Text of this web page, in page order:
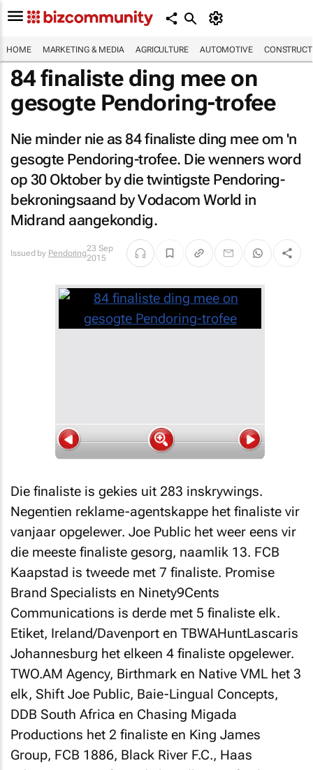
HOME MARKETING & MEDIA AGRICULTURE AUTOMOTIVE
84 finaliste ding mee on
gesogte Pendoring-trofee
Nie minder nie as 84 finaliste ding mee om 'n
gesogte Pendoring-trofee. Die wenners word
op 30 Oktober by die twintigste Pendoring-
bekroningsaand by Vodacom World in
Midrand aangekondig.
Issued by Pendoring23 Sep
2015
Die finaliste is gekies uit 283 inskrywings.
Negentien reklame-agentskappe het finaliste vir
vanjaar opgelewer. Joe Public het weer eens vir
die meeste finaliste gesorg, naamlik 13. FCB
Kaapstad is tweede met 7 finaliste. Promise
Brand Specialists en Ninety9Cents
Communications is derde met 5 finaliste elk.
Etiket, Ireland/Davenport en TBWAHuntLascaris
Johannesburg het elkeen 4 finaliste opgelewer.
TWO.AM Agency, Birthmark en Native VML het 3
elk, Shift Joe Public, Baie-Lingual Concepts,
DDB South Africa en Chasing Migada
Productions het 2 finaliste en King James
Group, FCB 1886, Black River F.C., Haas